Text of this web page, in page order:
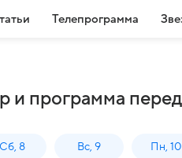
Телепрограмма
программа
Сб, 8 Вс, 9 Пн, 10